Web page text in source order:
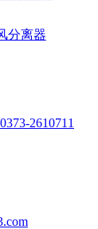
分离器
0373-2610711